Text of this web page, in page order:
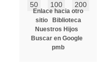
50
100 200
Enlace hacia otro
sitio
Biblioteca
Nuestros Hijos
Buscar en Google
pmb